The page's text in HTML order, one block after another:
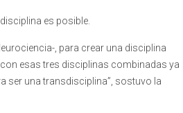
es posible.
, para crear una disciplina
esas tres disciplinas combinadas ya
ser una transdisciplina”, sostuvo la